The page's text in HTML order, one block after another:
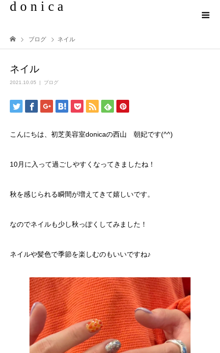
d o n i c a
ブログ ネイル
ネイル
2021.10.05 ブログ
こんにちは、初芝美容室donicaの西山 朝妃です(^^)
10月に入って過ごしやすくなってきましたね！
秋を感じられる瞬間が増えてきて嬉しいです。
なのでネイルも少し秋っぽくしてみました！
ネイルや髪色で季節を楽しむのもいいですね♪